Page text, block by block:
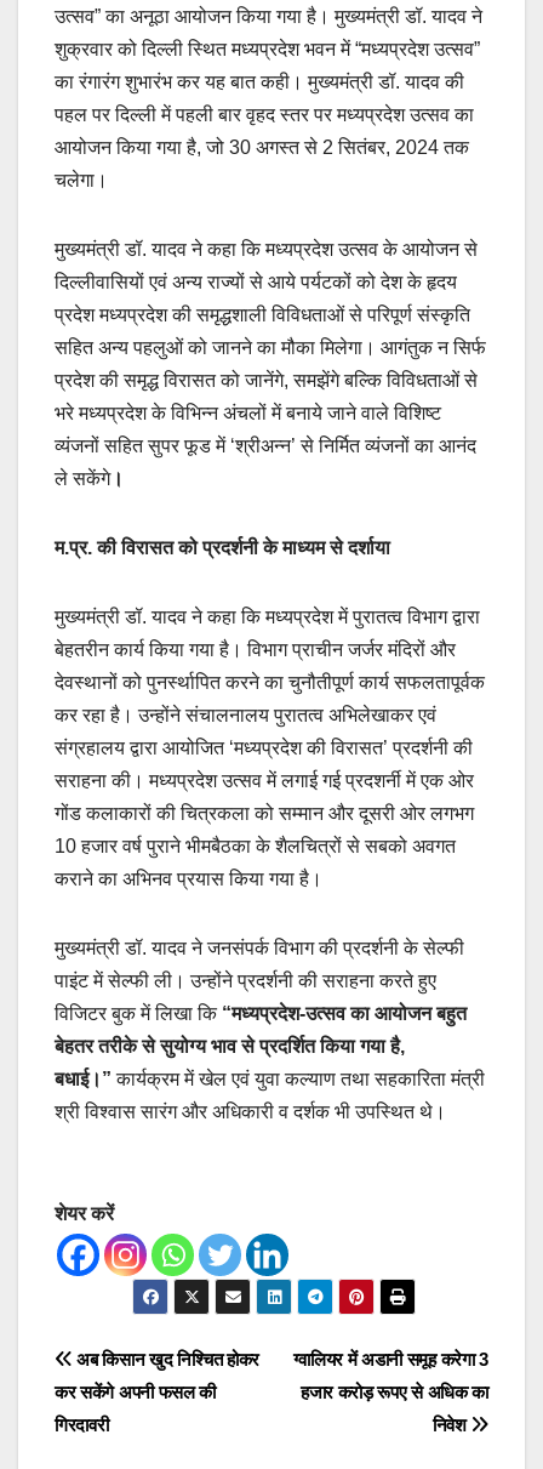
उत्सव” का अनूठा आयोजन किया गया है। मुख्यमंत्री डॉ. यादव ने
शुक्रवार को दिल्ली स्थित मध्यप्रदेश भवन में “मध्यप्रदेश उत्सव”
का रंगारंग शुभारंभ कर यह बात कही। मुख्यमंत्री डॉ. यादव की
पहल पर दिल्ली में पहली बार वृहद स्तर पर मध्यप्रदेश उत्सव का
आयोजन किया गया है, जो 30 अगस्त से 2 सितंबर, 2024 तक
चलेगा।
मुख्यमंत्री डॉ. यादव ने कहा कि मध्यप्रदेश उत्सव के आयोजन से
दिल्लीवासियों एवं अन्य राज्यों से आये पर्यटकों को देश के हृदय
प्रदेश मध्यप्रदेश की समृद्धशाली विविधताओं से परिपूर्ण संस्कृति
सहित अन्य पहलुओं को जानने का मौका मिलेगा। आगंतुक न सिर्फ
प्रदेश की समृद्ध विरासत को जानेंगे, समझेंगे बल्कि विविधताओं से
भरे मध्यप्रदेश के विभिन्न अंचलों में बनाये जाने वाले विशिष्ट
व्यंजनों सहित सुपर फूड में ‘श्रीअन्न’ से निर्मित व्यंजनों का आनंद
ले सकेंगे।
म.प्र. की विरासत को प्रदर्शनी के माध्यम से दर्शाया
मुख्यमंत्री डॉ. यादव ने कहा कि मध्यप्रदेश में पुरातत्व विभाग द्वारा
बेहतरीन कार्य किया गया है। विभाग प्राचीन जर्जर मंदिरों और
देवस्थानों को पुनर्स्थापित करने का चुनौतीपूर्ण कार्य सफलतापूर्वक
कर रहा है। उन्होंने संचालनालय पुरातत्व अभिलेखाकर एवं
संग्रहालय द्वारा आयोजित ‘मध्यप्रदेश की विरासत’ प्रदर्शनी की
सराहना की। मध्यप्रदेश उत्सव में लगाई गई प्रदशर्नी में एक ओर
गोंड कलाकारों की चित्रकला को सम्मान और दूसरी ओर लगभग
10 हजार वर्ष पुराने भीमबैठका के शैलचित्रों से सबको अवगत
कराने का अभिनव प्रयास किया गया है।
मुख्यमंत्री डॉ. यादव ने जनसंपर्क विभाग की प्रदर्शनी के सेल्फी
पाइंट में सेल्फी ली। उन्होंने प्रदर्शनी की सराहना करते हुए
विजिटर बुक में लिखा कि “मध्यप्रदेश-उत्सव का आयोजन बहुत
बेहतर तरीके से सुयोग्य भाव से प्रदर्शित किया गया है,
बधाई।” कार्यक्रम में खेल एवं युवा कल्याण तथा सहकारिता मंत्री
श्री विश्वास सारंग और अधिकारी व दर्शक भी उपस्थित थे।
शेयर करें
Post
navigation
ग्वालियर में अडानी समूह करेगा 3
हजार करोड़ रूपए से अधिक का
निवेश
अब किसान खुद निश्चित होकर
कर सकेंगे अपनी फसल की
गिरदावरी